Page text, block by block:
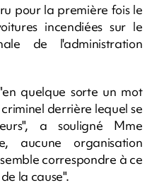
pour la première fois le
incendiées sur le
de l'administration
quelque sorte un mot
derrière lequel se
a souligné Mme
aucune organisation
correspondre à ce
la cause".